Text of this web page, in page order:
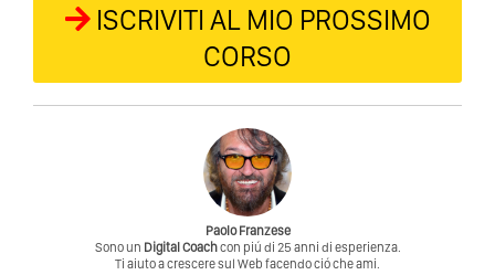
ISCRIVITI AL MIO PROSSIMO
CORSO
Paolo Franzese
Sono un Digital Coachcon piú di 25 anni di esperienza.
Ti aiuto a crescere sul Web facendo ció che ami.